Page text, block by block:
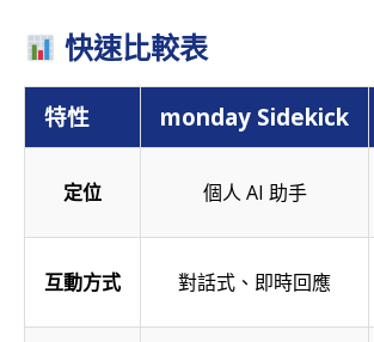
快速比較表
特性 monday Sidekick
定位 個人 AI 助手
互動方式 對話式、即時回應